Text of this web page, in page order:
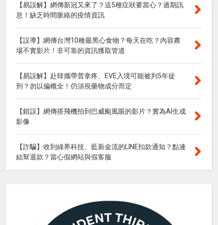
【易誤解】網傳新冠又來了？這5種症狀要當心？過期訊
息！缺乏時間脈絡的疫情資訊
【誤導】網傳台灣10種最黑心食物？每天在吃？內容農
場不實影片！非可靠的資訊獲取管道
【易誤解】赴韓攜帶普拿疼、EVE入境可能被判5年徒
刑？勿以偏概全！仍須視藥物成分而定
【錯誤】網傳搭飛機拍到巴威颱風眼的影片？實為AI生成
影像
【詐騙】收到綠界科技、藍新金流的LINE扣款通知？點連
結幫退款？當心假網站與假客服